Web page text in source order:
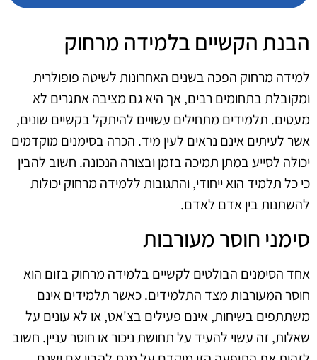
הבנת הקשיים בלמידה מרחוק
למידה מרחוק הפכה בשנים האחרונות לשיטה פופולרית
ומקובלת בתחומים רבים, אך היא גם מציבה אתגרים לא
מעטים. תלמידים מתחילים עשויים להיתקל בקשיים שונים,
אשר לעיתים אינם נראים לעין מיד. הכרה בסימנים מוקדמים
יכולה לסייע במתן תמיכה בזמן ובצורה הנכונה. חשוב להבין
כי כל תלמיד הוא ייחודי, והתגובות ללמידה מרחוק יכולות
להשתנות בין אדם לאדם.
סימני חוסר מעורבות
אחד הסימנים הבולטים לקשיים בלמידה מרחוק בזום הוא
חוסר המעורבות מצד התלמידים. כאשר תלמידים אינם
משתתפים בשיחות, אינם פעילים בצ'אט, או לא עונים על
שאלות, זה עשוי להעיד על תחושת ניכור או חוסר עניין. חשוב